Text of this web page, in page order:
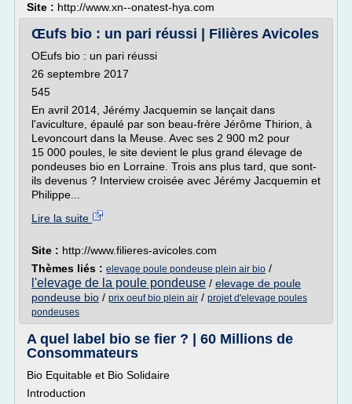
Site : http://www.xn--onatest-hya.com
Œufs bio : un pari réussi | Filières Avicoles
OEufs bio : un pari réussi
26 septembre 2017
545
En avril 2014, Jérémy Jacquemin se lançait dans
l'aviculture, épaulé par son beau-frère Jérôme Thirion, à
Levoncourt dans la Meuse. Avec ses 2 900 m2 pour
15 000 poules, le site devient le plus grand élevage de
pondeuses bio en Lorraine. Trois ans plus tard, que sont-
ils devenus ? Interview croisée avec Jérémy Jacquemin et
Philippe...
Lire la suite
Site : http://www.filieres-avicoles.com
Thèmes liés : elevage poule pondeuse plein air bio /
l'elevage de la poule pondeuse / elevage de poule
pondeuse bio / prix oeuf bio plein air / projet d'elevage poules
pondeuses
A quel label bio se fier ? | 60 Millions de
Consommateurs
Bio Equitable et Bio Solidaire
Introduction